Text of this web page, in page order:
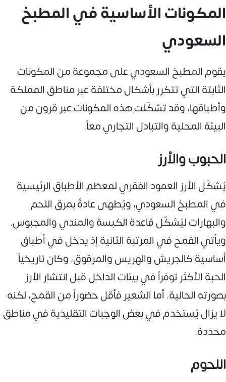
المكونات الأساسية في المطبخ
السعودي
يقوم المطبخ السعودي على مجموعة من المكونات
الثابتة التي تتكرر بأشكال مختلفة عبر مناطق المملكة
وأطباقها، وقد تشكّلت هذه المكونات عبر قرون من
البيئة المحلية والتبادل التجاري معاً.
الحبوب والأرز
يُشكّل الأرز العمود الفقري لمعظم الأطباق الرئيسية
في المطبخ السعودي، ويُطهى عادةً بمرق اللحم
والبهارات ليُشكّل قاعدة الكبسة والمندي والمجبوس.
ويأتي القمح في المرتبة الثانية إذ يدخل في أطباق
أساسية كالجريش والهريس والمرقوق، وكان تاريخياً
الحبة الأكثر توفراً في بيئات الداخل قبل انتشار الأرز
بصورته الحالية. أما الشعير فأقل حضوراً من القمح، لكنه
لا يزال يُستخدم في بعض الوجبات التقليدية في مناطق
محددة.
اللحوم